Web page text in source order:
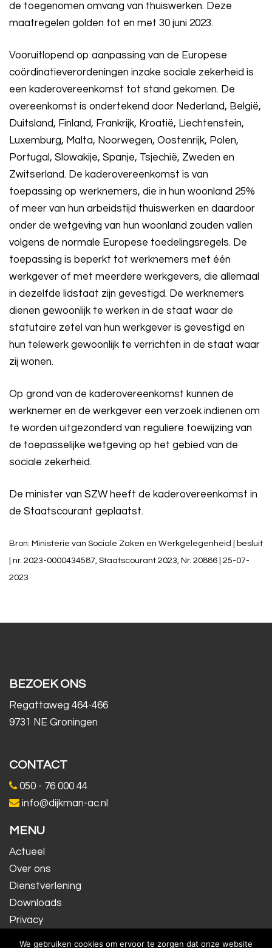
de toegenomen omvang van thuiswerken. Deze
maatregelen golden tot en met 30 juni 2023.
Vooruitlopend op aanpassing van de Europese
coördinatieverordeningen inzake sociale zekerheid is
een kaderovereenkomst tot stand gekomen. De
overeenkomst is ondertekend door Nederland, België,
Duitsland, Finland, Frankrijk, Kroatië, Liechtenstein,
Luxemburg, Malta, Noorwegen, Oostenrijk, Polen,
Portugal, Slowakije, Spanje, Tsjechië, Zweden en
Zwitserland. De kaderovereenkomst is van
toepassing op werknemers, die in hun woonland 25%
of meer van hun arbeidstijd thuiswerken en daardoor
onder de wetgeving van hun woonland zouden vallen
volgens de normale Europese toedelingsregels. De
toepassing is beperkt tot werknemers met één
werkgever of met meerdere werkgevers, die allemaal
in dezelfde lidstaat zijn gevestigd. De werknemers
dienen gewoonlijk te werken in de staat waar de
statutaire zetel van hun werkgever is gevestigd en
hun telewerk gewoonlijk te verrichten in de staat waar
zij wonen.
Op grond van de kaderovereenkomst kunnen de
werknemer en de werkgever een verzoek indienen om
te worden uitgezonderd van reguliere toewijzing van
de toepasselijke wetgeving op het gebied van de
sociale zekerheid.
De minister van SZW heeft de kaderovereenkomst in
de Staatscourant geplaatst.
Bron: Ministerie van Sociale Zaken en Werkgelegenheid | besluit
| nr. 2023-0000434587, Staatscourant 2023, Nr. 20886 | 25-07-
2023
BEZOEK ONS
Regattaweg 464-466
9731 NE Groningen
CONTACT
050 - 76 000 44
info@dijkman-ac.nl
MENU
Actueel
Over ons
Dienstverlening
Downloads
Privacy
We gebruiken cookies om ervoor te zorgen dat onze website